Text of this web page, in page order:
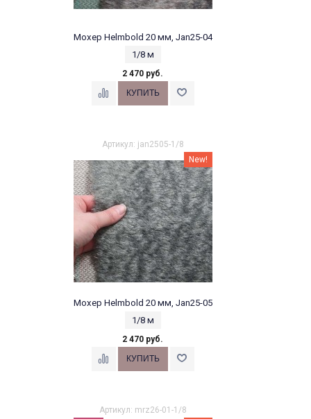
Мохер Helmbold 20 мм, Jan25-04
1/8 м
2 470 руб.
Артикул: jan2505-1/8
New!
Мохер Helmbold 20 мм, Jan25-05
1/8 м
2 470 руб.
Артикул: mrz26-01-1/8